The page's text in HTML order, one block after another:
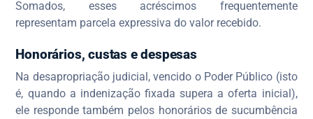
Somados, esses acréscimos frequentemente
representam parcela expressiva do valor recebido.
Honorários, custas e despesas
Na desapropriação judicial, vencido o Poder Público (isto
é, quando a indenização fixada supera a oferta inicial),
ele responde também pelos honorários de sucumbência